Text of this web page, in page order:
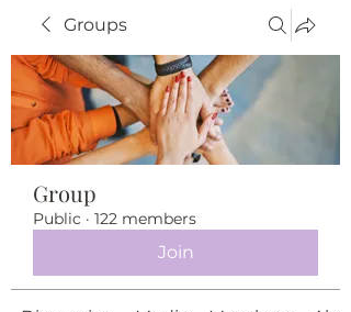
Groups
Group
Public · 122 members
Join